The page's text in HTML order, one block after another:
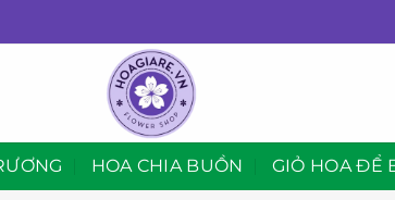
HOA CHIA BUỒN GIỎ HOA ĐỂ